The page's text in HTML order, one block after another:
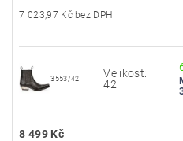
7 023,97 Kč bez DPH
3553/42
Velikost:
42
8 499 Kč